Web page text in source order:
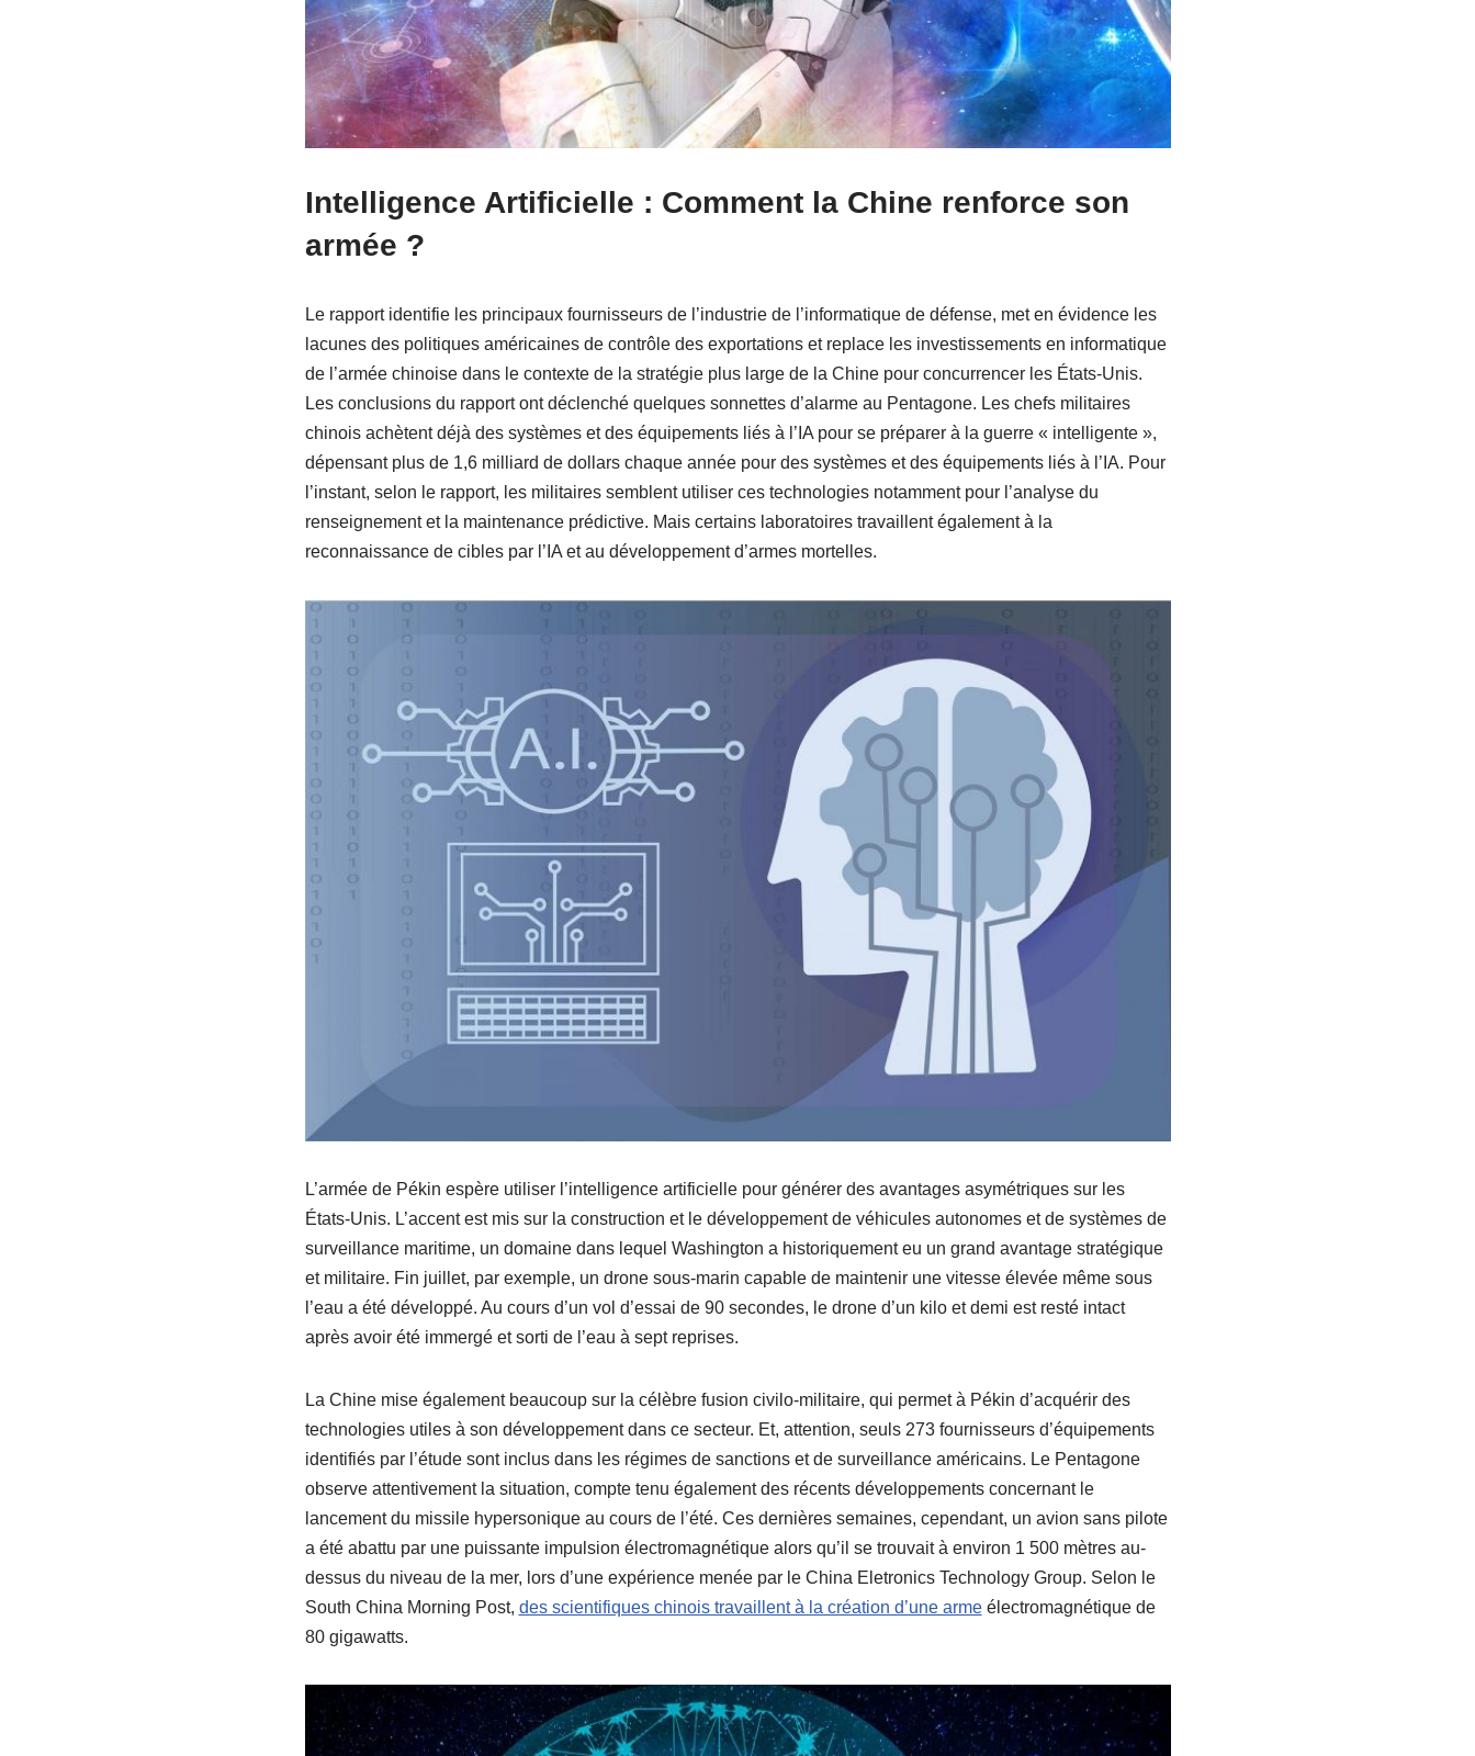
Intelligence Artificielle : Comment la Chine renforce son
armée ?
Le rapport identifie les principaux fournisseurs de l’industrie de l’informatique de défense, met en évidence les
lacunes des politiques américaines de contrôle des exportations et replace les investissements en informatique
de l’armée chinoise dans le contexte de la stratégie plus large de la Chine pour concurrencer les États-Unis.
Les conclusions du rapport ont déclenché quelques sonnettes d’alarme au Pentagone. Les chefs militaires
chinois achètent déjà des systèmes et des équipements liés à l’IA pour se préparer à la guerre « intelligente »,
dépensant plus de 1,6 milliard de dollars chaque année pour des systèmes et des équipements liés à l’IA. Pour
l’instant, selon le rapport, les militaires semblent utiliser ces technologies notamment pour l’analyse du
renseignement et la maintenance prédictive. Mais certains laboratoires travaillent également à la
reconnaissance de cibles par l’IA et au développement d’armes mortelles.
L’armée de Pékin espère utiliser l’intelligence artificielle pour générer des avantages asymétriques sur les
États-Unis. L’accent est mis sur la construction et le développement de véhicules autonomes et de systèmes de
surveillance maritime, un domaine dans lequel Washington a historiquement eu un grand avantage stratégique
et militaire. Fin juillet, par exemple, un drone sous-marin capable de maintenir une vitesse élevée même sous
l’eau a été développé. Au cours d’un vol d’essai de 90 secondes, le drone d’un kilo et demi est resté intact
après avoir été immergé et sorti de l’eau à sept reprises.
La Chine mise également beaucoup sur la célèbre fusion civilo-militaire, qui permet à Pékin d’acquérir des
technologies utiles à son développement dans ce secteur. Et, attention, seuls 273 fournisseurs d’équipements
identifiés par l’étude sont inclus dans les régimes de sanctions et de surveillance américains. Le Pentagone
observe attentivement la situation, compte tenu également des récents développements concernant le
lancement du missile hypersonique au cours de l’été. Ces dernières semaines, cependant, un avion sans pilote
a été abattu par une puissante impulsion électromagnétique alors qu’il se trouvait à environ 1 500 mètres au-
dessus du niveau de la mer, lors d’une expérience menée par le China Eletronics Technology Group. Selon le
South China Morning Post, des scientifiques chinois travaillent à la création d’une armeélectromagnétique de
80 gigawatts.